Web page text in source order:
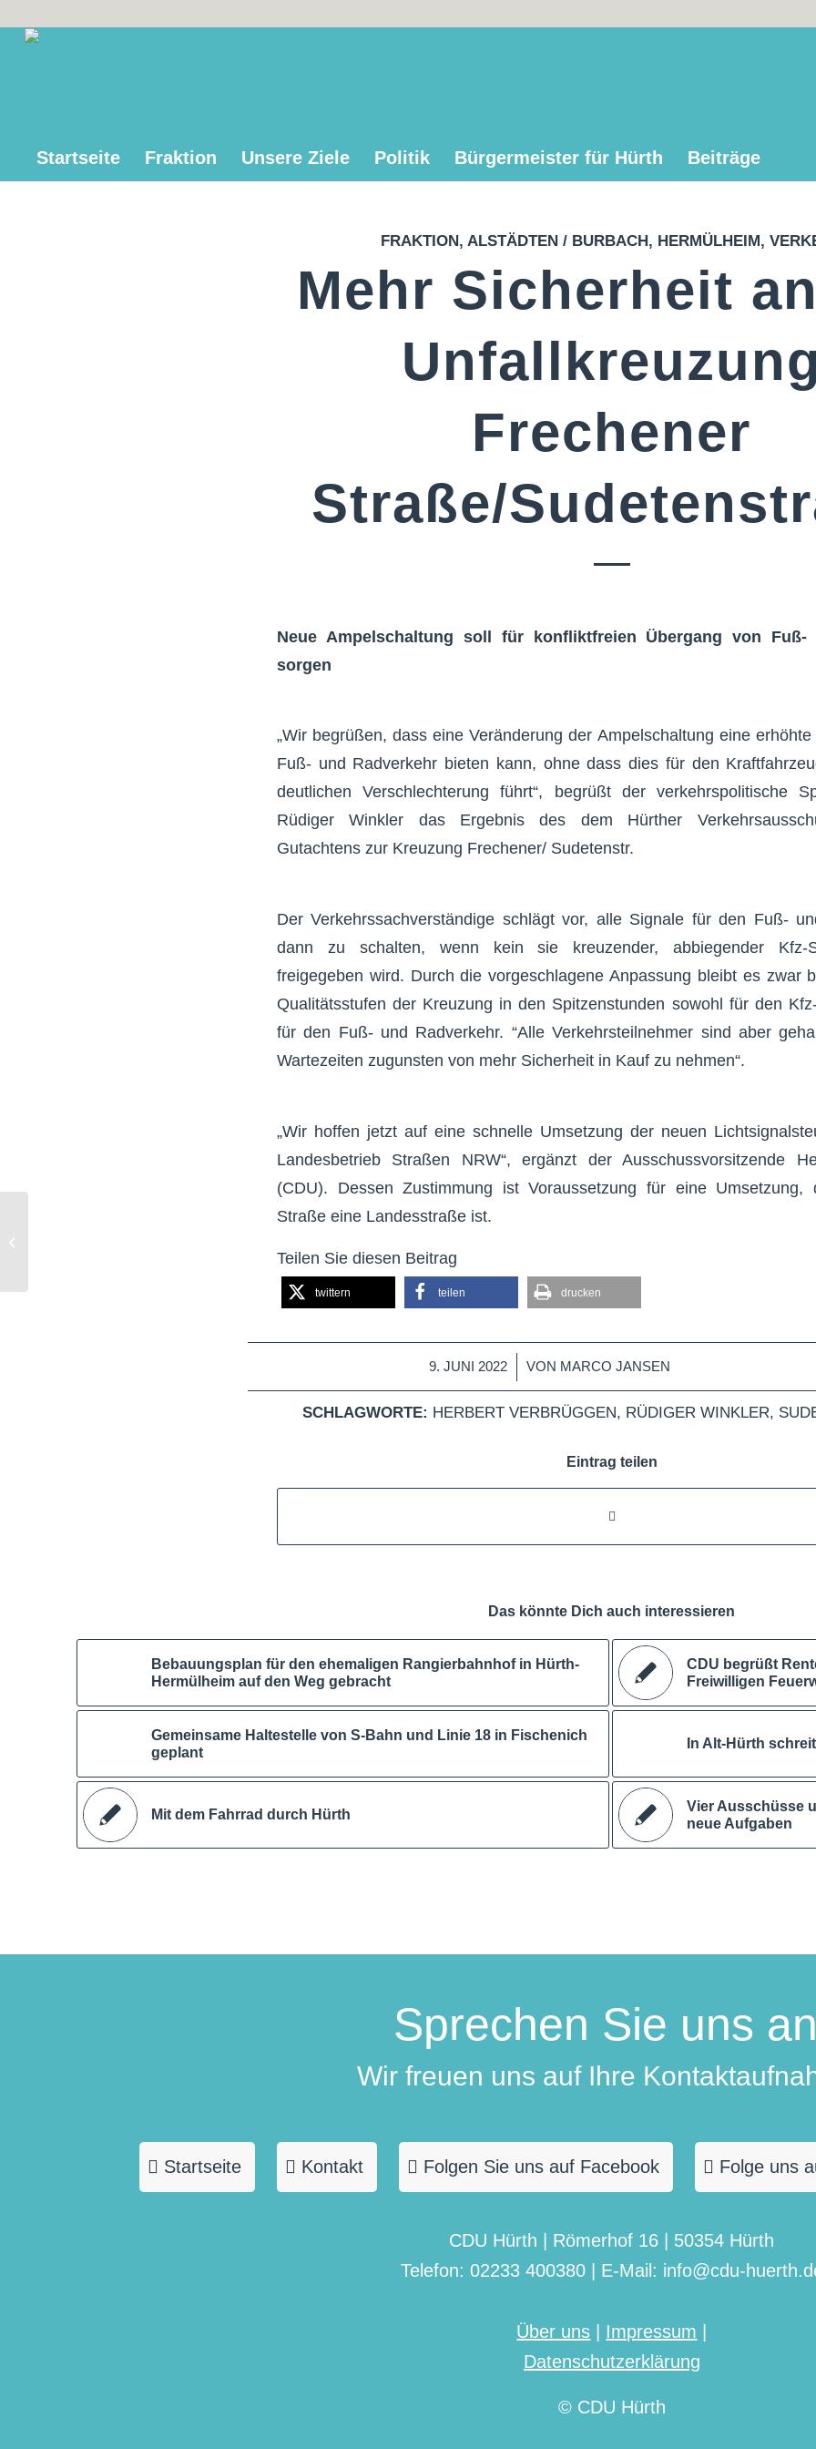
Startseite Fraktion Unsere Ziele Politik Bürgermeister für Hürth Beiträge
FRAKTION, ALSTÄDTEN / BURBACH, HERMÜLHEIM,
Mehr Sicherheit
Unfallkreuzung
Frechener
Straße/
Neue Ampelschaltung soll für konfliktfreien Übergang von Fuß-
sorgen
„Wir begrüßen, dass eine Veränderung der Ampelschaltung eine
Fuß- und Radverkehr bieten kann, ohne dass dies für den
deutlichen Verschlechterung führt“, begrüßt der verkehrspolitische
Rüdiger Winkler das Ergebnis des dem Hürther
Gutachtens zur Kreuzung Frechener/ Sudetenstr.
Der Verkehrssachverständige schlägt vor, alle Signale für den Fuß-
dann zu schalten, wenn kein sie kreuzender, abbiegender Kfz-
freigegeben wird. Durch die vorgeschlagene Anpassung bleibt es zwar
Qualitätsstufen der Kreuzung in den Spitzenstunden sowohl für den
für den Fuß- und Radverkehr. “Alle Verkehrsteilnehmer sind aber
Wartezeiten zugunsten von mehr Sicherheit in Kauf zu nehmen“.
„Wir hoffen jetzt auf eine schnelle Umsetzung der neuen
Landesbetrieb Straßen NRW“, ergänzt der Ausschussvorsitzende
(CDU). Dessen Zustimmung ist Voraussetzung für eine Umsetzung,
Straße eine Landesstraße ist.
Teilen Sie diesen Beitrag
twittern teilen drucken
9. JUNI 2022
/ VON MARCO JANSEN
SCHLAGWORTE: HERBERT VERBRÜGGEN, RÜDIGER WINKLER,
Eintrag teilen
Das könnte Dich auch interessieren
Bebauungsplan für den ehemaligen Rangierbahnhof in Hürth-
Hermülheim auf den Weg gebracht
CDU begrüßt
Freiwilligen
Gemeinsame Haltestelle von S-Bahn und Linie 18 in Fischenich
geplant
In Alt-Hürth
Mit dem Fahrrad durch Hürth
Vier Ausschüsse
neue Aufgaben
Sprechen Sie uns
Wir freuen uns auf Ihre
Startseite Kontakt Folgen Sie uns auf Facebook Folge uns
CDU Hürth | Römerhof 16 | 50354 Hürth
Telefon: 02233 400380 | E-Mail: info@cdu-
Über uns Impressum
Datenschutzerklärung
© CDU Hürth